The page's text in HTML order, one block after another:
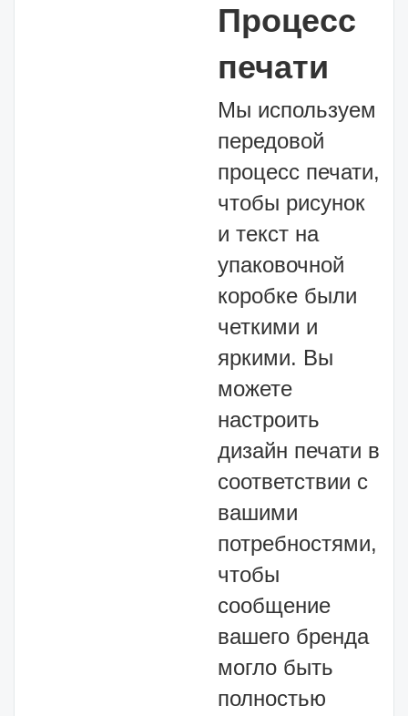
Процесс
печати
Мы используем
передовой
процесс печати,
чтобы рисунок
и текст на
упаковочной
коробке были
четкими и
яркими. Вы
можете
настроить
дизайн печати в
соответствии с
вашими
потребностями,
чтобы
сообщение
вашего бренда
могло быть
полностью